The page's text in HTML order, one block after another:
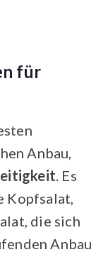
für
Anbau,
. Es
Kopfsalat,
die sich
Anbau